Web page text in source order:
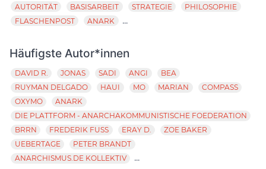
AUTORITÄT
BASISARBEIT STRATEGIE
PHILOSOPHIE
FLASCHENPOST
ANARK ...
Häufigste Autor*innen
DAVID R. JONAS SADI ANGI
BEA
RUYMAN DELGADO
HAUI MO MARIAN
COMPASS
OXYMO
ANARK
DIE PLATTFORM - ANARCHAKOMMUNISTISCHE FOEDERATION
BRRN
FREDERIK FUSS ERAY D.
ZOE BAKER
UEBERTAGE
PETER BRANDT
ANARCHISMUS.DE KOLLEKTIV
...